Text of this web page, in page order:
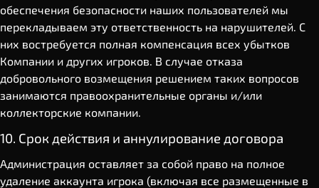
обеспечения безопасности наших пользователей мы
перекладываем эту ответственность на нарушителей. С
них востребуется полная компенсация всех убытков
Компании и других игроков. В случае отказа
добровольного возмещения решением таких вопросов
занимаются правоохранительные органы и/или
коллекторские компании.
10. Срок действия и аннулирование договора
Администрация оставляет за собой право на полное
удаление аккаунта игрока (включая все размещенные в